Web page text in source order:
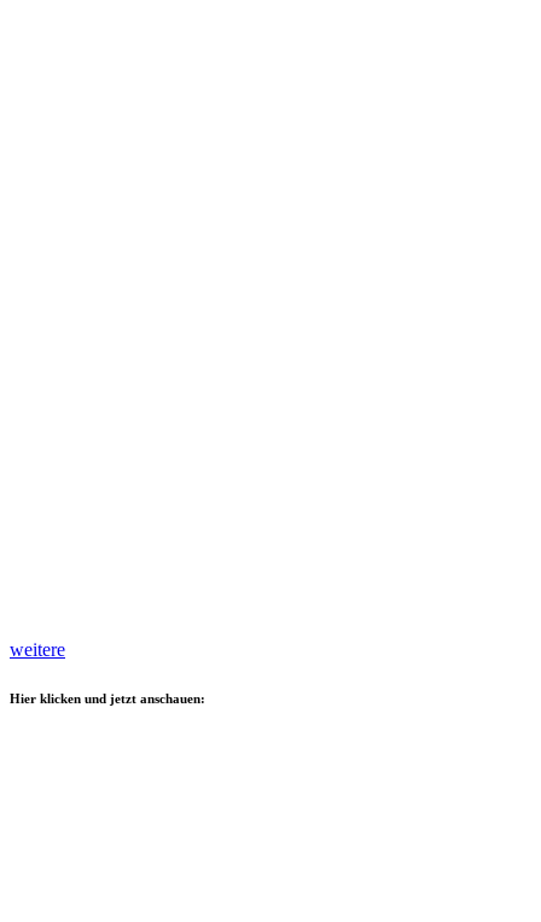
weitere
Hier klicken und jetzt anschauen: